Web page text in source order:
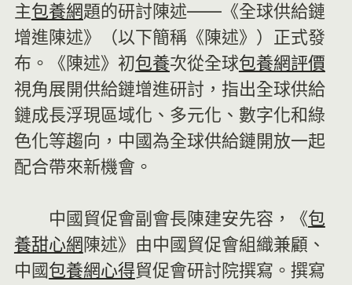
主包養網題的研討陳述——《全球供給鏈
增進陳述》（以下簡稱《陳述》）正式發
布。《陳述》初包養次從全球包養網評價
視角展開供給鏈增進研討，指出全球供給
鏈成長浮現區域化、多元化、數字化和綠
色化等趨向，中國為全球供給鏈開放一起
配合帶來新機會。
中國貿促會副會長陳建安先容，《包
養甜心網陳述》由中國貿促會組織兼顧、
中國包養網心得貿促會研討院撰寫。撰寫